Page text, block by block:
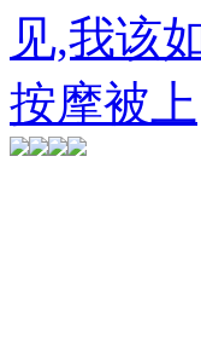
见,我该
按摩被上